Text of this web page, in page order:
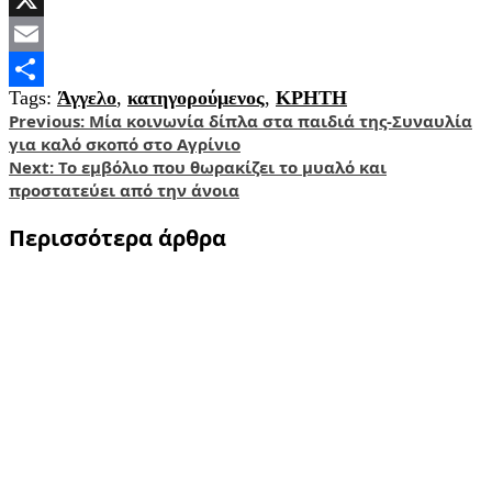
X
Email
Share
Tags: Άγγελο, κατηγορούμενος, ΚΡΗΤΗ
Post
navigation
Previous: Μία κοινωνία δίπλα στα παιδιά της-Συναυλία
για καλό σκοπό στο Αγρίνιο
Next: Το εμβόλιο που θωρακίζει το μυαλό και
προστατεύει από την άνοια
Περισσότερα άρθρα